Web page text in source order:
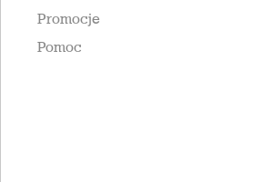
Promocje
Pomoc